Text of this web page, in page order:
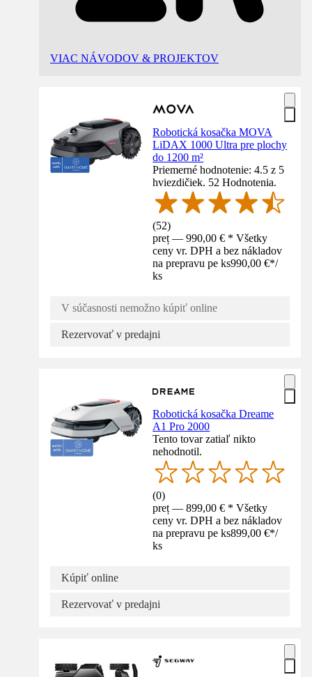
VIAC NÁVODOV & PROJEKTOV
Robotická kosačka MOVA
LiDAX 1000 Ultra pre plochy
do 1200 m²
Priemerné hodnotenie: 4.5 z 5
hviezdičiek. 52 Hodnotenia.
(52)
preț — 990,00 € * Všetky
ceny vr. DPH a bez nákladov
na prepravu pe ks990,00 €*/
ks
V súčasnosti nemožno kúpiť online
Rezervovať v predajni
Robotická kosačka Dreame
A1 Pro 2000
Tento tovar zatiaľ nikto
nehodnotil.
(0)
preț — 899,00 € * Všetky
ceny vr. DPH a bez nákladov
na prepravu pe ks899,00 €*/
ks
Kúpiť online
Rezervovať v predajni